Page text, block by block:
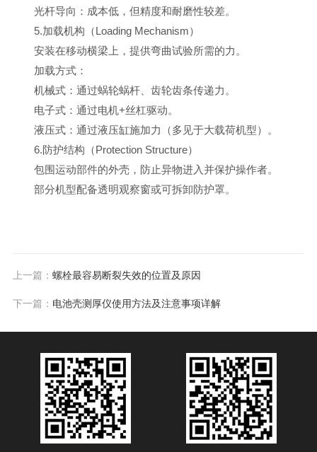
光杆导向：成本低，但精度和耐磨性较差。
5.加载机构（Loading Mechanism）
安装在移动横梁上，提供弯曲试验所需的力。
加载方式：
机械式：通过蜗轮蜗杆、齿轮齿条传递力。
电子式：通过电机+丝杠驱动。
液压式：通过液压缸施加力（多见于大载荷机型）。
6.防护结构（Protection Structure）
包围运动部件的外壳，防止异物进入并保护操作者。
部分机型配备透明观察窗或可拆卸防护罩。
上一篇： 螺栓最容易断裂失效的位置及原因
下一篇： 电池壳测厚仪使用方法及注意事项详解